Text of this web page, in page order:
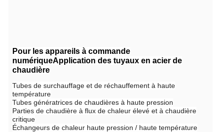
Pour les appareils à commande
numériqueApplication des tuyaux en acier de
chaudière
Tubes de surchauffage et de réchauffement à haute
température
Tubes génératrices de chaudières à haute pression
Parties de chaudière à flux de chaleur élevé et à chaudière
critique
Échangeurs de chaleur haute pression / haute température